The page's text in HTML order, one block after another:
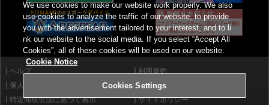
ヘルプ
利用規約
個人情報等保護方針
外部送信について
特定商取引法に基づく表示
サイトポリシー
We use cookies to make our website work properly. We also
use cookies to analyze the traffic of our website, to provide
you with the advertisement tailored to your interest, and to li
nk our website to the social media. If you select “Accept All
Cookies”, all of these cookies will be used on our website.
Cookie Notice
Cookies Settings